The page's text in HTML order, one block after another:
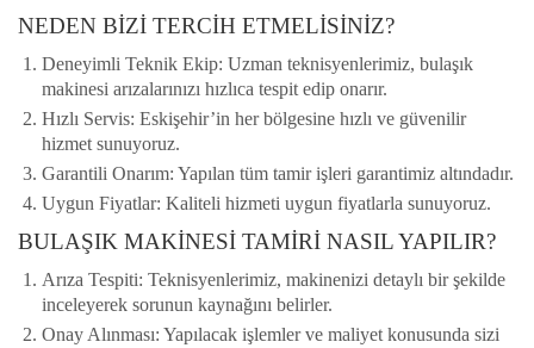
NEDEN BIZI TERCIH ETMELISINIZ?
Deneyimli Teknik Ekip: Uzman teknisyenlerimiz, bulaşık
makinesi arızalarınızı hızlıca tespit edip onarır.
Hızlı Servis: Eskişehir’in her bölgesine hızlı ve güvenilir
hizmet sunuyoruz.
Garantili Onarım: Yapılan tüm tamir işleri garantimiz altındadır.
Uygun Fiyatlar: Kaliteli hizmeti uygun fiyatlarla sunuyoruz.
BULAŞIK MAKINESI TAMIRI NASIL YAPILIR?
Arıza Tespiti: Teknisyenlerimiz, makinenizi detaylı bir şekilde
inceleyerek sorunun kaynağını belirler.
Onay Alınması: Yapılacak işlemler ve maliyet konusunda sizi